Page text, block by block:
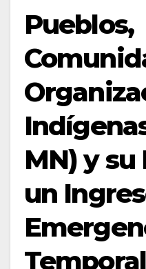
Pueblos,
MN) y su
un